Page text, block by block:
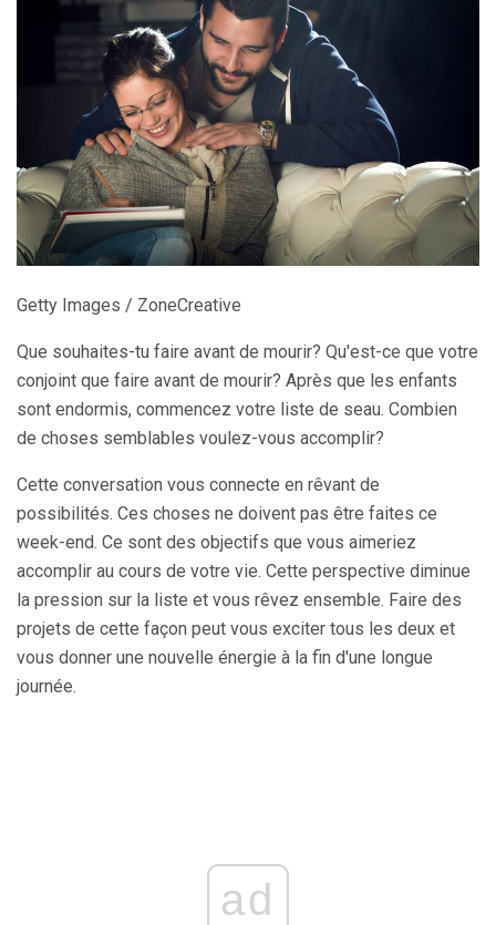
Getty Images / ZoneCreative
Que souhaites-tu faire avant de mourir? Qu'est-ce que votre
conjoint que faire avant de mourir? Après que les enfants
sont endormis, commencez votre liste de seau. Combien
de choses semblables voulez-vous accomplir?
Cette conversation vous connecte en rêvant de
possibilités. Ces choses ne doivent pas être faites ce
week-end. Ce sont des objectifs que vous aimeriez
accomplir au cours de votre vie. Cette perspective diminue
la pression sur la liste et vous rêvez ensemble. Faire des
projets de cette façon peut vous exciter tous les deux et
vous donner une nouvelle énergie à la fin d'une longue
journée.
ad